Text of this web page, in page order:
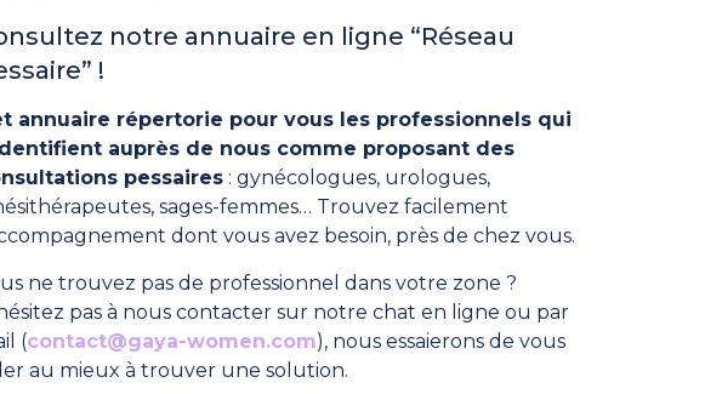
notre annuaire en ligne “Réseau
!
annuaire répertorie pour vous les professionnels qui
auprès de nous comme proposant des
pessaires : gynécologues, urologues,
sages-femmes… Trouvez facilement
dont vous avez besoin, près de chez vous.
ne trouvez pas de professionnel dans votre zone ?
pas à nous contacter sur notre chat en ligne ou par
(contact@gaya-women.com), nous essaierons de vous
au mieux à trouver une solution.